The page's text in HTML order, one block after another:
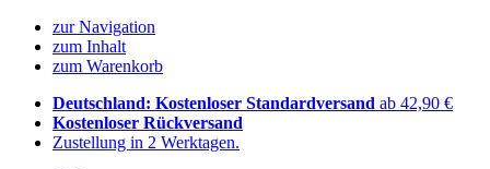
zur Navigation
zum Inhalt
zum Warenkorb
Deutschland: Kostenloser Standardversand ab 42,90 €
Kostenloser Rückversand
Zustellung in 2 Werktagen.